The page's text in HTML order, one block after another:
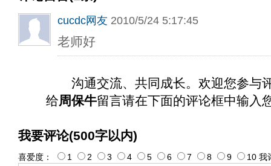
cucdc网友 2010/5/24 5:17:45
老师好
沟通交流、共同成长。欢迎您参与
给周保牛留言请在下面的评论框中输入
我要评论(500字以内)
喜爱度： 1 2 3 4 5 6 7 8 9 10 我